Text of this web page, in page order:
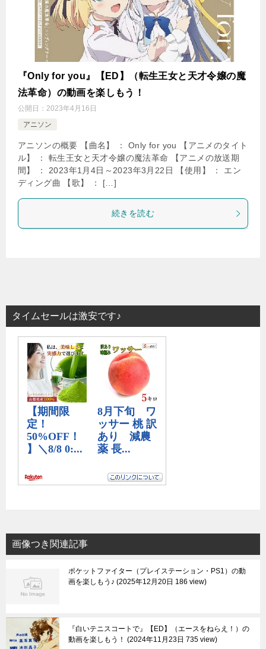
『Only for you』【ED】（転生王女と天才令嬢の魔
法革命）の動画を楽しもう！
公開日： 2023年4月16日
アニソン
アニソンの概要 【曲名】 ： Only for you 【アニメのタイト
ル】 ： 転生王女と天才令嬢の魔法革命 【アニメの放送期
間】 ： 2023年1月4日～2023年3月22日 【使用】 ： エン
ディング曲 【歌】 ： […]
続きを読む
タイムセールは激安です♪
画像つき関連記事
ポケットファイター（プレイステーション・PS1）の動
画を楽しもう♪ 2025年12月20日 186 view
『白いテニスコートで』【ED】（エースをねらえ！）の
動画を楽しもう！
2024年11月23日 735 view